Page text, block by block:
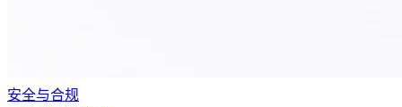
安全与合规